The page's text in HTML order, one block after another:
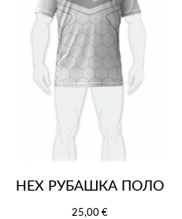
HEX РУБАШКА ПОЛО
25,00 €